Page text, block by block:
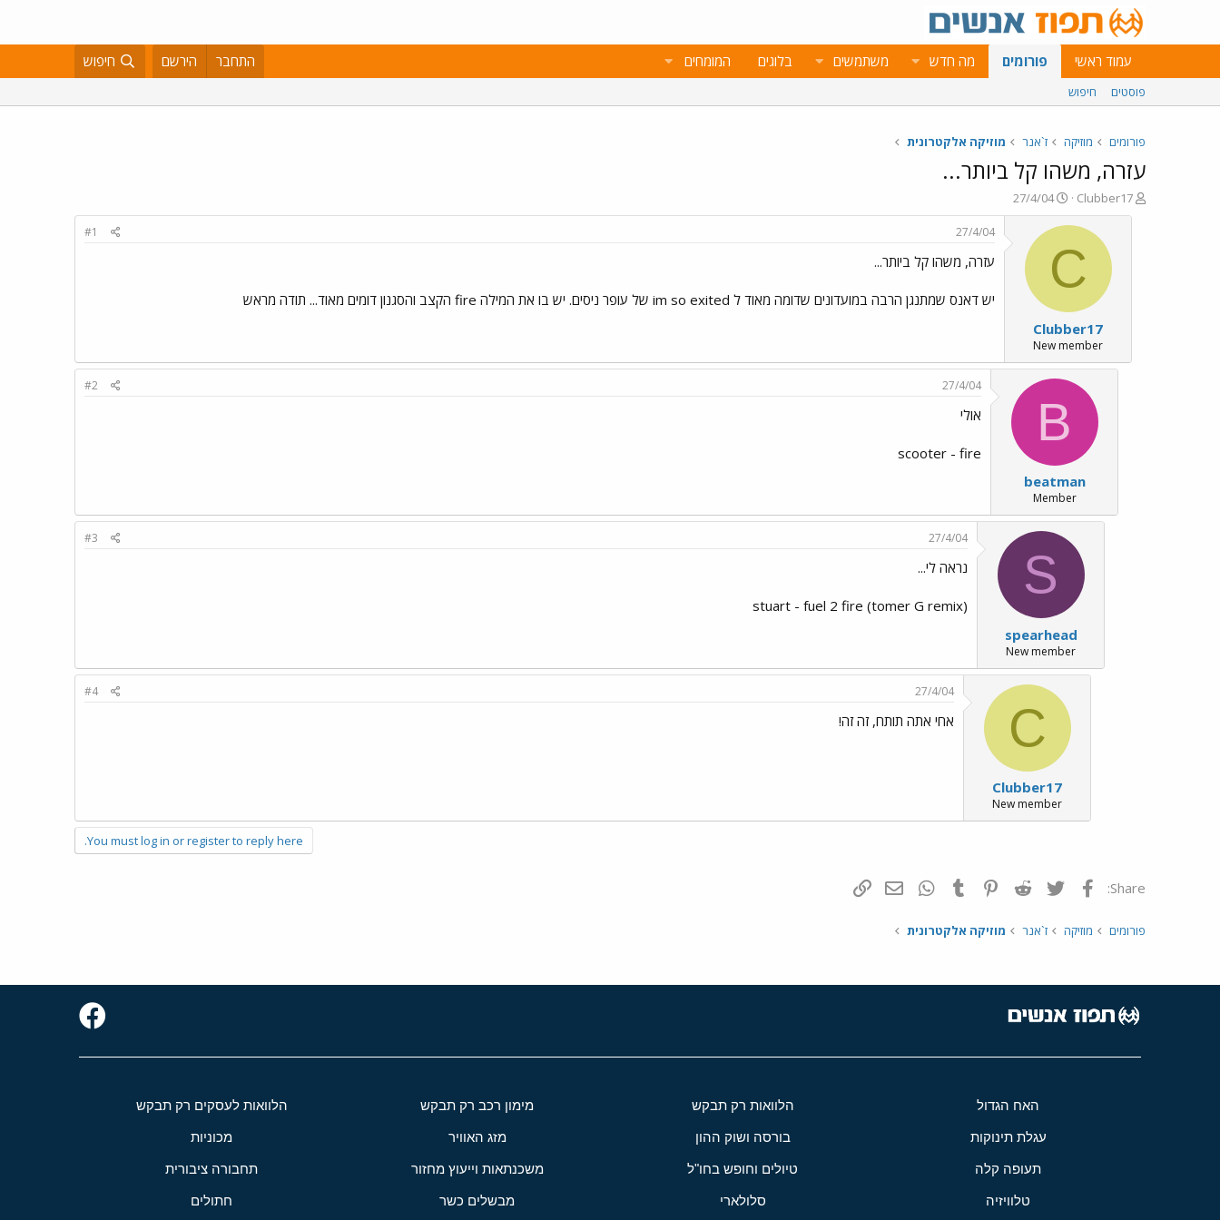
עמוד ראשי פורומים מה חדש משתמשים בלוגים המומחים התחבר הירשם חיפוש
פוסטים חיפוש
פורומים מוזיקה ז`אנר מוזיקה אלקטרונית
עזרה, משהו קל ביותר...
פ
ו
Clubber17
פ
ו
ר
ם
ב
א
ר
י
ך
27/4/04
C
Clubber17
New member
27/4/04
#1
עזרה, משהו קל ביותר...
יש דאנס שמתנגן הרבה במועדונים שדומה מאוד ל im so exited של עופר ניסים. יש בו את המילה fire הקצב והסגנון דומים מאוד... תודה מראש
B
beatman
Member
27/4/04
#2
אולי
scooter - fire
S
spearhead
New member
27/4/04
#3
נראה לי...
stuart - fuel 2 fire (tomer G remix)
C
Clubber17
New member
27/4/04
#4
אחי אתה תותח, זה זה!
You must log in or register to reply here.
Share: פייסבוק Twitter
Reddit
Pinterest
Tumblr
WhatsAppדואר אלקטרוני
פורומים מוזיקה ז`אנר מוזיקה אלקטרונית
האח הגדול הלוואות רק תבקש מימון רכב רק תבקש הלוואות לעסקים רק תבקש
עגלת תינוקות בורסה ושוק ההון מזג האוויר מכוניות
תעופה קלה טיולים וחופש בחו"ל משכנתאות וייעוץ מחזור תחבורה ציבורית
טלוויזיה סלולארי מבשלים כשר חתולים